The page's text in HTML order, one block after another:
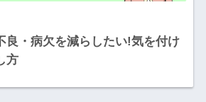
良・病欠を減らしたい!気を付け
方